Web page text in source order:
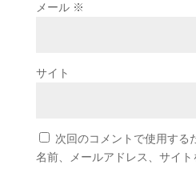
メール ※
サイト
次回のコメントで使用する
名前、メールアドレス、サイト